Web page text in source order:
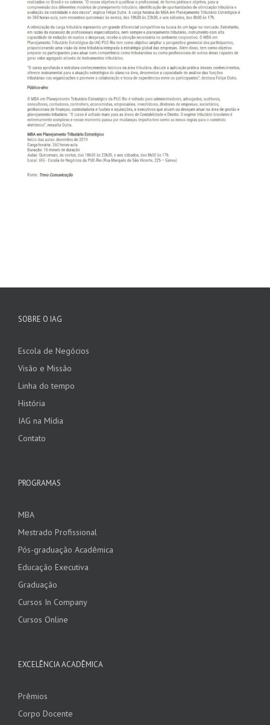
SOBRE O IAG
Escola de Negócios
Visão e Missão
Linha do tempo
História
IAG na Mídia
Contato
PROGRAMAS
MBA
Mestrado Profissional
Pós-graduação Acadêmica
Educação Executiva
Graduação
Cursos In Company
Cursos Online
EXCELÊNCIA ACADÊMICA
Prêmios
Corpo Docente